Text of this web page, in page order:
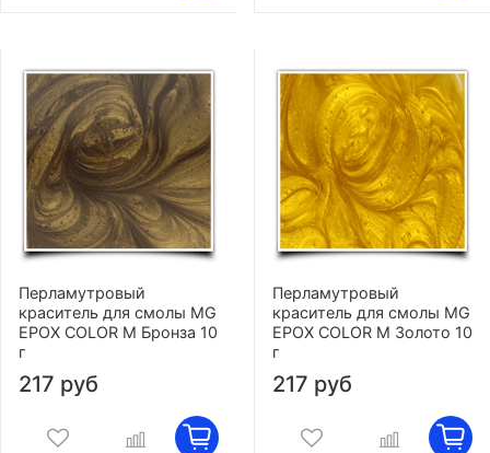
Перламутровый
краситель для смолы MG
EPOX COLOR M Бронза 10
г
217 руб
Перламутровый
краситель для смолы MG
EPOX COLOR M Золото 10
г
217 руб